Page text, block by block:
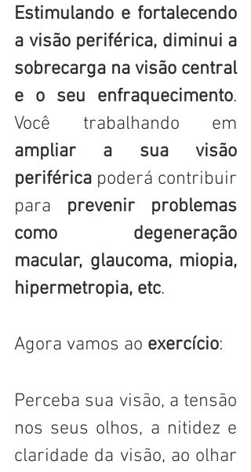
Estimulando e fortalecendo
a visão periférica, diminui a
sobrecarga na visão central
e o seu enfraquecimento.
ampliar a sua visão
periférica poderá contribuir
para prevenir problemas
como degeneração
macular, glaucoma, miopia,
hipermetropia, etc.
Agora vamos ao exercício:
Perceba sua visão, a tensão
nos seus olhos, a nitidez e
claridade da visão, ao olhar